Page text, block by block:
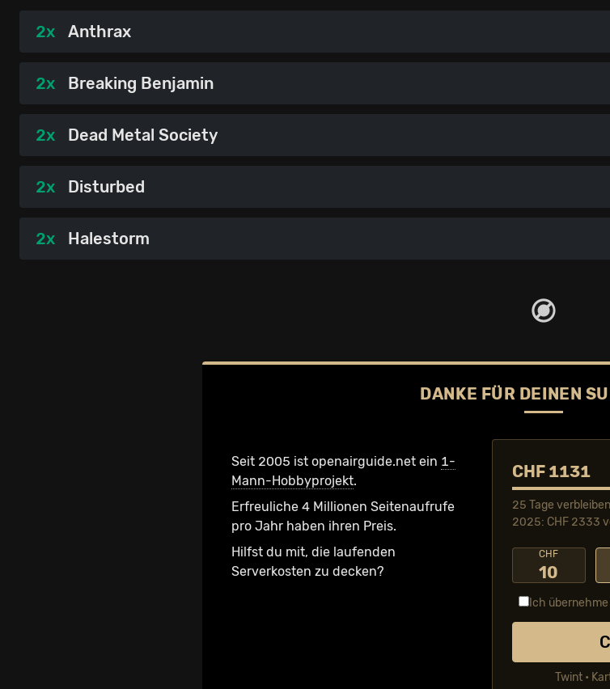
2x Anthrax
2x Breaking Benjamin
2x Dead Metal Society
2x Disturbed
2x Halestorm
DANKE FÜR DEINEN
Seit 2005 ist openairguide.net ein 1-
Mann-Hobbyprojekt.
Erfreuliche 4 Millionen Seiten­aufrufe
pro Jahr haben ihren Preis.
Hilfst du mit, die laufenden
Serverkosten zu decken?
CHF 1131
25 Tage
2025: CHF 2333
CHF
10
Ich übernehme
Twint •